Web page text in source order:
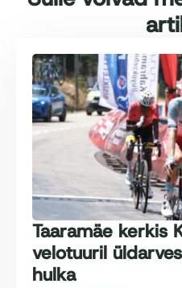
Taaramäe kerkis
velotuuril
hulka